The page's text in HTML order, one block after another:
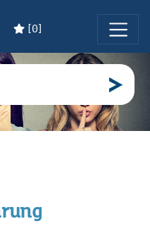
[ 0]
ein!